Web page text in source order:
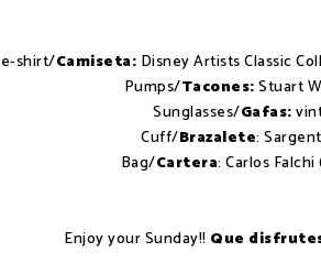
shirt/Camiseta: Disney Artists Classic
Pumps/Tacones:Stuart
Sunglasses/Gafas:
Cuff/Brazalete:
Bag/Cartera: Carlos
Enjoy your Sunday!! Que